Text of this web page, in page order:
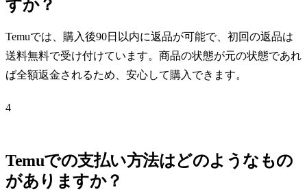
すか？
Temuでは、購入後90日以内に返品が可能で、初回の返品は
送料無料で受け付けています。商品の状態が元の状態であれ
ば全額返金されるため、安心して購入できます。
4
Temuでの支払い方法はどのようなもの
がありますか？